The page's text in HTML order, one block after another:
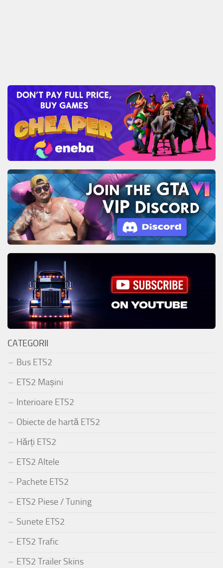
CATEGORII
Bus ETS2
ETS2 Mașini
Interioare ETS2
Obiecte de hartă ETS2
Hărți ETS2
ETS2 Altele
Pachete ETS2
ETS2 Piese / Tuning
Sunete ETS2
ETS2 Trafic
ETS2 Trailer Skins